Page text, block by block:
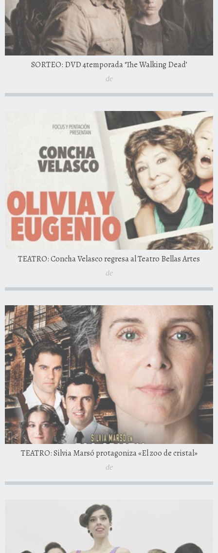
SORTEO: DVD 4temporada ‘The Walking Dead’
de
TEATRO: Concha Velasco regresa al Teatro Bellas Artes
de
TEATRO: Silvia Marsó protagoniza «El zoo de cristal»
de